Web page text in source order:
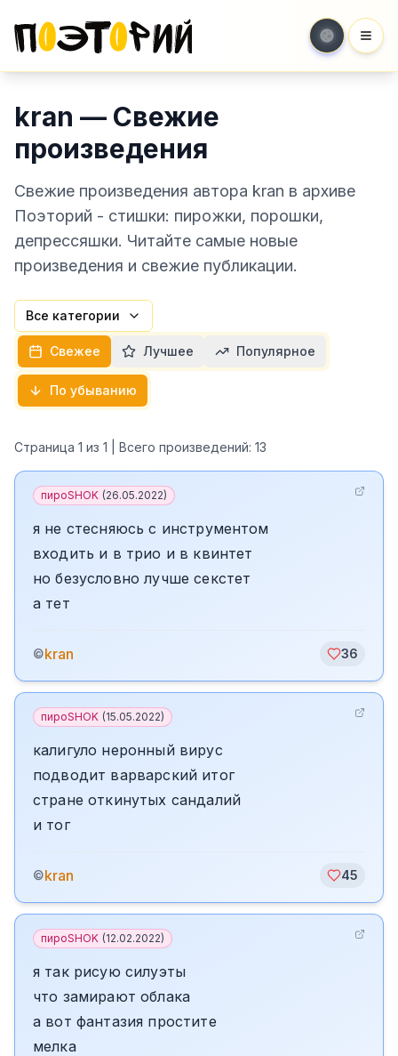
kran — Свежие
произведения
Свежие произведения автора kran в архиве
Поэторий - стишки: пирожки, порошки,
депрессяшки. Читайте самые новые
произведения и свежие публикации.
Все категории
Свежее Лучшее Популярное
По убыванию
Страница 1 из 1 | Всего произведений: 13
пироSHOK (26.05.2022)
я не стесняюсь с инструментом
входить и в трио и в квинтет
но безусловно лучше секстет
а тет
©kran 36
пироSHOK (15.05.2022)
калигуло неронный вирус
подводит варварский итог
стране откинутых сандалий
и тог
©kran 45
пироSHOK (12.02.2022)
я так рисую силуэты
что замирают облака
а вот фантазия простите
мелка